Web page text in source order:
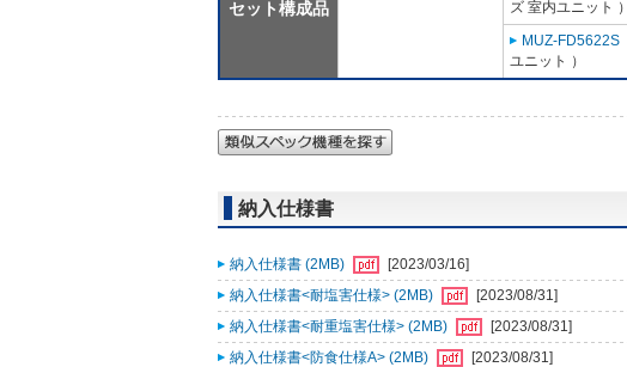
セット構成品
ズ 室内ユニット ）
MUZ-FD5622S
ユニット ）
納入仕様書
納入仕様書 (2MB)
[2023/03/16]
納入仕様書<耐塩害仕様> (2MB)
[2023/08/31]
納入仕様書<耐重塩害仕様> (2MB)
[2023/08/31]
納入仕様書<防食仕様A> (2MB)
[2023/08/31]